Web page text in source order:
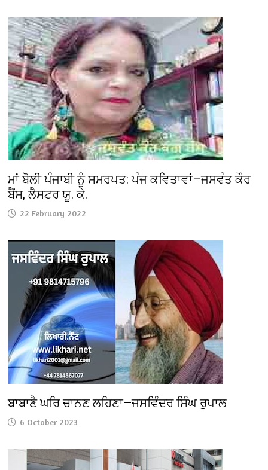
ਮਾਂ ਬੋਲੀ ਪੰਜਾਬੀ ਨੂੰ ਸਮਰਪਤ: ਪੰਜ ਕਵਿਤਾਵਾਂ—ਜਸਵੰਤ ਕੌਰ
ਬੈਂਸ, ਲੈਸਟਰ ਯੂ. ਕੇ.
22 February 2022
ਬਾਬਾਣੈ ਘਰਿ ਚਾਨਣ ਲਹਿਣਾ—ਜਸਵਿੰਦਰ ਸਿੰਘ ਰੁਪਾਲ
6 October 2023